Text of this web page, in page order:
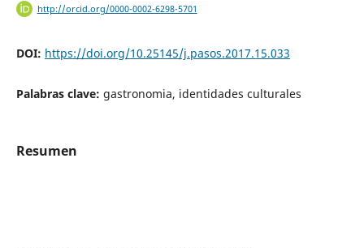
http://orcid.org/0000-0002-6298-5701
DOI: https://doi.org/10.25145/j.pasos.2017.15.033
Palabras clave: gastronomia, identidades culturales
Resumen